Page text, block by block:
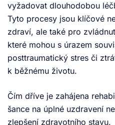
vyžadovat dlouhodobou
Tyto procesy jsou klíčové
zdraví, ale také pro
které mohou s úrazem
posttraumatický stres či
k běžnému životu.
Čím dříve je zahájena
šance na úplné uzdravení
zlepšení zdravotního stavu.